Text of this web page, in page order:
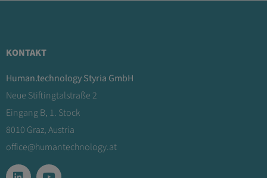
KONTAKT
Human.technology Styria GmbH
Neue Stiftingtalstraße 2
Eingang B, 1. Stock
8010 Graz, Austria
office@humantechnology.at